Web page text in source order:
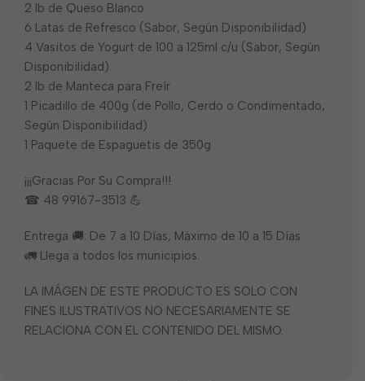
2 lb de Queso Blanco
6 Latas de Refresco (Sabor, Según Disponibilidad)
4 Vasitos de Yogurt de 100 a 125ml c/u (Sabor, Según
Disponibilidad)
2 lb de Manteca para Freír
1 Picadillo de 400g (de Pollo, Cerdo o Condimentado,
Según Disponibilidad)
1 Paquete de Espaguetis de 350g
¡¡¡Gracias Por Su Compra!!!
☎ 48 99167-3513 💪
Entrega 🚚: De 7 a 10 Días, Máximo de 10 a 15 Días.
🚛 Llega a todos los municipios.
LA IMÁGEN DE ESTE PRODUCTO ES SOLO CON
FINES ILUSTRATIVOS NO NECESARIAMENTE SE
RELACIONA CON EL CONTENIDO DEL MISMO.